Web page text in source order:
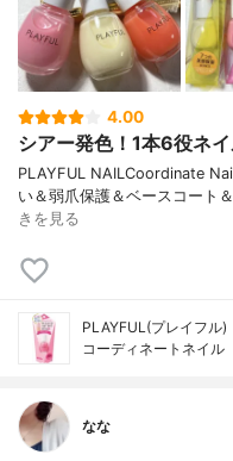
4.00
シアー発色！1本6役ネ
PLAYFUL NAILCoordinate
い＆弱爪保護＆ベースコート
きを見る
PLAYFUL(プレイフル)
コーディネートネイル
なな